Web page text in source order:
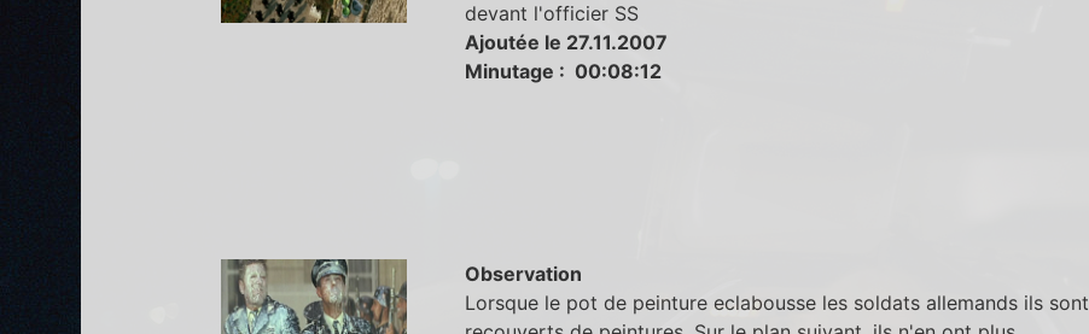
devant l'officier SS
Ajoutée le 27.11.2007
Minutage : 00:08:12
Observation
Lorsque le pot de peinture eclabousse les soldats allemands ils sont